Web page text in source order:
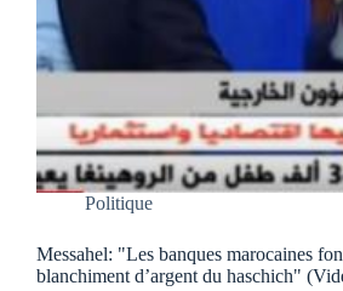
Politique
Messahel: "Les banques marocaines
blanchiment d’argent du haschich"